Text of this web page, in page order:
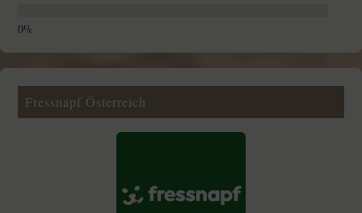
Fressnapf Österreich